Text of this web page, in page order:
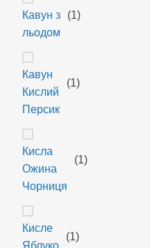
Кавун з
льодом
(1)
Кавун
Кислий
Персик
(1)
Кисла
Ожина
Чорниця
(1)
Кисле
Яблуко
(1)